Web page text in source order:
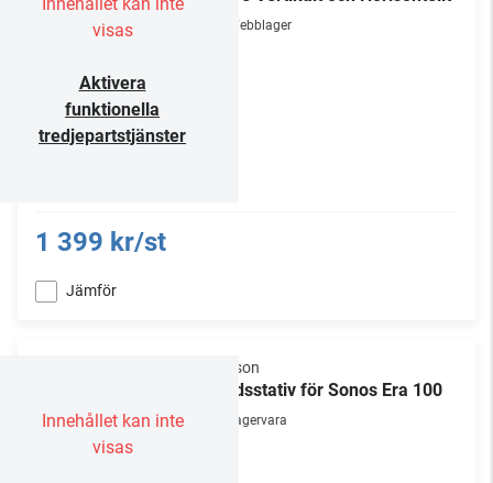
visas
Aktivera
funktionella
tredjepartstjänster
Webblager
1 399 kr/st
Jämför
Innehållet kan inte
visas
Flexson
Bordsstativ för Sonos Era 100
Lagervara